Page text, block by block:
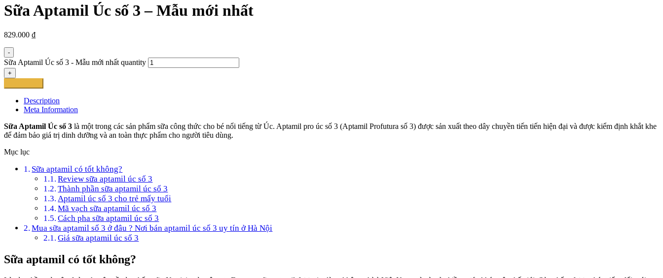
Sữa Aptamil Úc số 3 – Mẫu mới nhất
829.000 ₫
-
Sữa Aptamil Úc số 3 - Mẫu mới nhất quantity
+
Description
Meta Information
Sữa Aptamil Úc số 3 là một trong các sản phẩm sữa công thức cho bé nổi tiếng từ Úc. Aptamil pro úc số 3 (Aptamil Profutura số 3) được sản xuất theo dây chuyền tiến tiến hiện đại và được kiểm định khắt khe
để đảm bảo giá trị dinh dưỡng và an toàn thực phẩm cho người tiêu dùng.
Mục lục
Sữa aptamil có tốt không?
Review sữa aptamil úc số 3
Thành phần sữa aptamil úc số 3
Aptamil úc số 3 cho trẻ mấy tuổi
Mã vạch sữa aptamil úc số 3
Cách pha sữa aptamil úc số 3
Mua sữa aptamil số 3 ở đâu ? Nơi bán aptamil úc số 3 uy tín ở Hà Nội
Giá sữa aptamil úc số 3
Sữa aptamil có tốt không?